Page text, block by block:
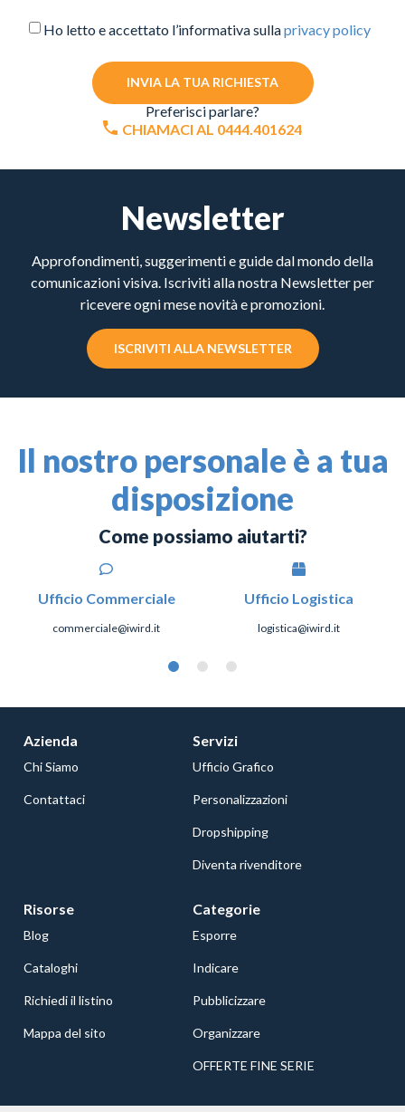
Ho letto e accettato l’informativa sullaprivacy policy
INVIA LA TUA RICHIESTA
Preferisci parlare?
CHIAMACI AL 0444.401624
Newsletter
Approfondimenti, suggerimenti e guide dal mondo della
comunicazioni visiva. Iscriviti alla nostra Newsletter per
ricevere ogni mese novità e promozioni.
ISCRIVITI ALLA NEWSLETTER
Il nostro personale è a tua
disposizione
Come possiamo aiutarti?
Ufficio Commerciale
commerciale@iwird.it
Ufficio Logistica
logistica@iwird.it
Azienda
Chi Siamo
Contattaci
Servizi
Ufficio Grafico
Personalizzazioni
Dropshipping
Diventa rivenditore
Risorse
Blog
Cataloghi
Richiedi il listino
Mappa del sito
Categorie
Esporre
Indicare
Pubblicizzare
Organizzare
OFFERTE FINE SERIE